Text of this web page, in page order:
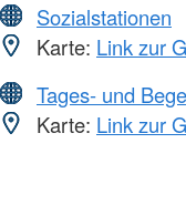
Sozialstationen
Karte: Link zur
Tages- und
Karte: Link zur